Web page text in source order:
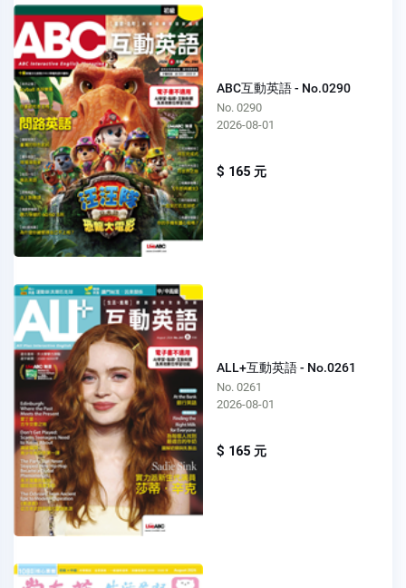
ABC互動英語 - No.0290
No. 0290
2026-08-01
$ 165 元
ALL+互動英語 - No.0261
No. 0261
2026-08-01
$ 165 元